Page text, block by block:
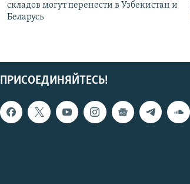
складов могут перенести в Узбекистан и
Беларусь
ПРИСОЕДИНЯЙТЕСЬ!